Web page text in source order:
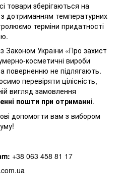
товари зберігаються на
з дотриманням температурних
терміни придатності
Законом України «Про захист
косметичні вироби
поверненню не підлягають.
перевіряти цілісність,
вигляд замовлення
пошти при отриманні.
допомогти вам з вибором
+38 063 458 81 17